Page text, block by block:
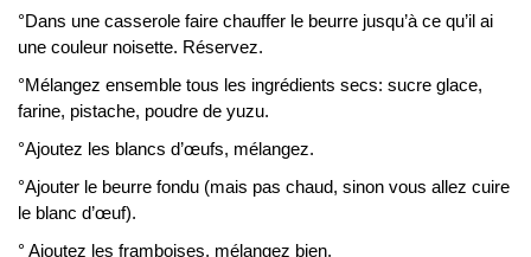
°Dans une casserole faire chauffer le beurre jusqu’à ce qu’il ai
une couleur noisette. Réservez.
°Mélangez ensemble tous les ingrédients secs: sucre glace,
farine, pistache, poudre de yuzu.
°Ajoutez les blancs d’œufs, mélangez.
°Ajouter le beurre fondu (mais pas chaud, sinon vous allez cuire
le blanc d’œuf).
° Ajoutez les framboises, mélangez bien.